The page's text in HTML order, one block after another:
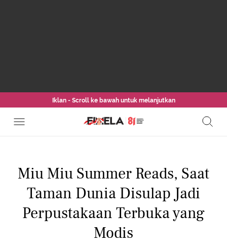
Iklan - Scroll ke bawah untuk melanjutkan
Miu Miu Summer Reads, Saat
Taman Dunia Disulap Jadi
Perpustakaan Terbuka yang
Modis